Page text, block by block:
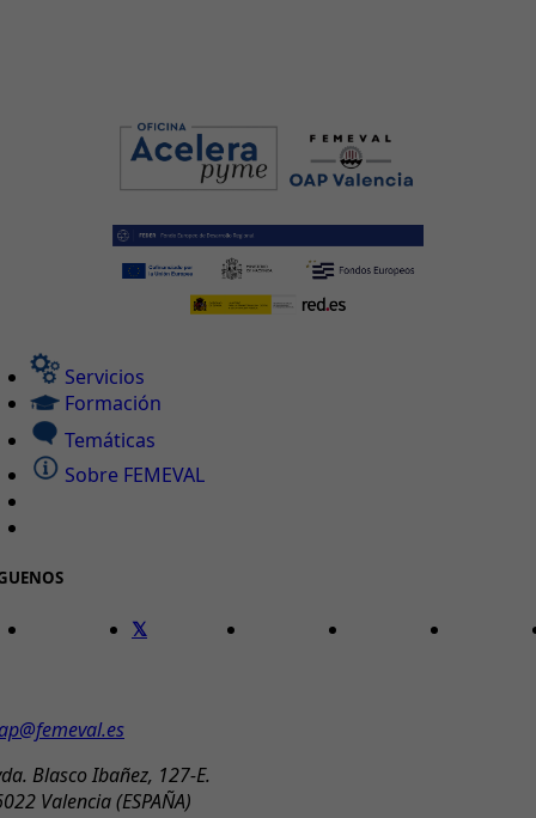
Servicios
Formación
Temáticas
Sobre FEMEVAL
Blasco Ibañez, 127-E.
Valencia (ESPAÑA)